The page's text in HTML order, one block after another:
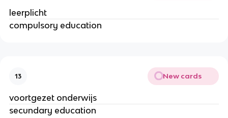
leerplicht
compulsory education
13 New cards
voortgezet onderwijs
secundary education